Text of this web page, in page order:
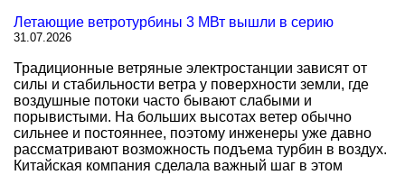
Летающие ветротурбины 3 МВт вышли в серию
31.07.2026
Традиционные ветряные электростанции зависят от
силы и стабильности ветра у поверхности земли, где
воздушные потоки часто бывают слабыми и
порывистыми. На больших высотах ветер обычно
сильнее и постояннее, поэтому инженеры уже давно
рассматривают возможность подъема турбин в воздух.
Китайская компания сделала важный шаг в этом